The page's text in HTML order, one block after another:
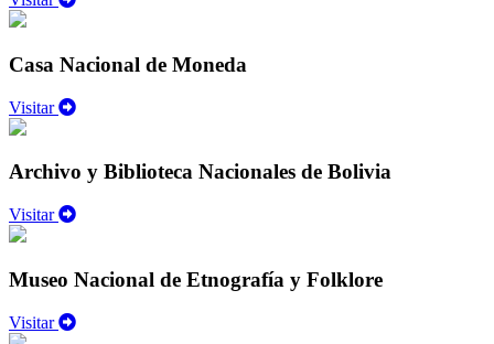
Casa Nacional de Moneda
Visitar
Archivo y Biblioteca Nacionales de Bolivia
Visitar
Museo Nacional de Etnografía y Folklore
Visitar